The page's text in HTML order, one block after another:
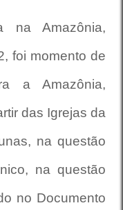
na Amazônia,
foi momento de
a Amazônia,
das Igrejas da
na questão
na questão
no Documento